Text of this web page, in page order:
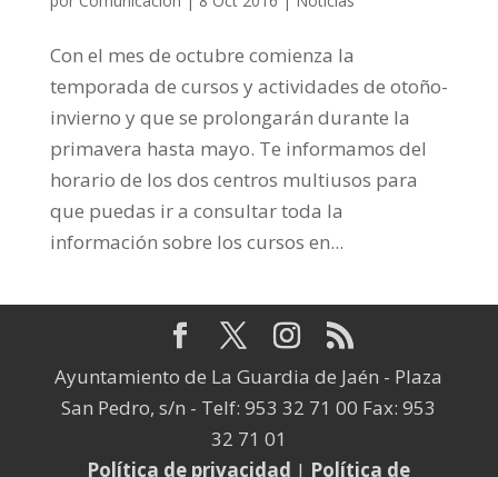
Con el mes de octubre comienza la
temporada de cursos y actividades de otoño-
invierno y que se prolongarán durante la
primavera hasta mayo. Te informamos del
horario de los dos centros multiusos para
que puedas ir a consultar toda la
información sobre los cursos en...
Ayuntamiento de La Guardia de Jaén - Plaza
San Pedro, s/n - Telf: 953 32 71 00 Fax: 953
32 71 01
Política de privacidad | Política de